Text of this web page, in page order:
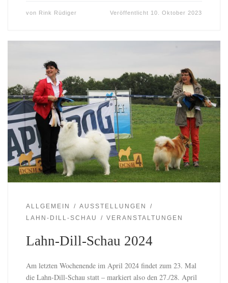
von Rink Rüdiger Veröffentlicht 10. Oktober 2023
ALLGEMEIN
AUSSTELLUNGEN
LAHN-DILL-SCHAU
VERANSTALTUNGEN
Lahn-Dill-Schau 2024
Am letzten Wochenende im April 2024 findet zum 23. Mal
die Lahn-Dill-Schau statt – markiert also den 27./28. April